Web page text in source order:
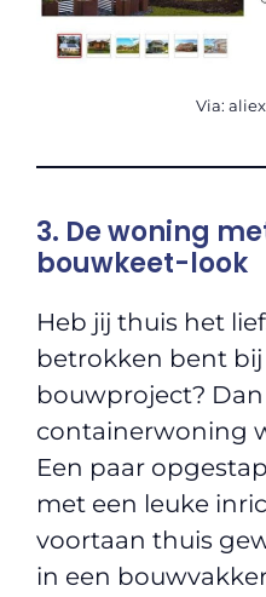
Via:
3. De woning
bouwkeet-look
Heb jij thuis het
betrokken bent
bouwproject? Dan
containerwoning
Een paar
met een leuke
voortaan thuis
in een